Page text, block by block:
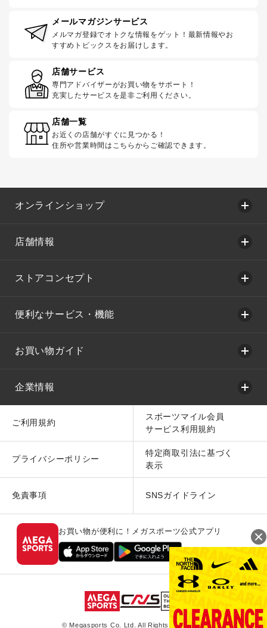
メールマガジンサービス
メルマガ登録でオトクな情報をゲット！最新情報やお
すすめトピックスをお届けします。
店舗サービス
専門アドバイザーがお買い物をサポート！
充実したサービスを是非ご利用ください。
店舗一覧
お近くの店舗がすぐに見つかる！
住所や営業時間はこちらからご確認できます。
オンラインショップ
店舗情報
ストアコンセプト
便利なサービス・機能
お買い物ガイド
企業情報
ご利用規約
スポーツマイル会員
サービス利用規約
プライバシーポリシー
特定商取引法に基づく
表示
免責事項 SNSガイドライン
お買い物が便利に！メガスポーツ公式アプリ
© Megasports Co. Ltd. All Rights Reserved.